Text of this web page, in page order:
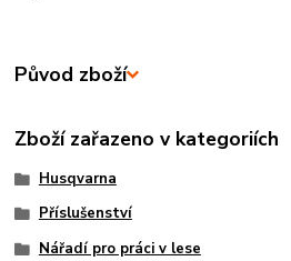
Původ zboží
Zboží zařazeno v kategoriích
Husqvarna
Příslušenství
Nářadí pro práci v lese